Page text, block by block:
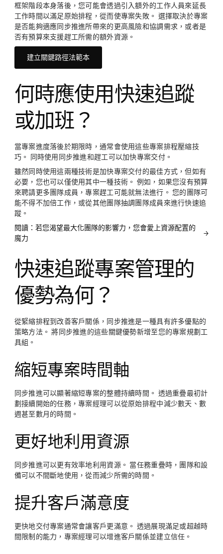
框架階段本身落後，您可能會透過引入額外的工作人員來延長
工作時間以滿足原始排程，從而使專案失敗。 選擇取決於專案
是否能夠適應同步推進所帶來的更高風險和協調需求，或者是
否有預算來支援趕工所需的額外資源。
建立關鍵路徑法範本
何時應使用快速追蹤
或加班？
當專案進度落後於期限時，通常會使用這些專案排程壓縮技
巧。 同時使用同步推進和趕工可以加快專案交付。
雖然同時使用這兩種技術是加快專案交付的最佳方式，但如有
必要，您也可以僅使用其中一種技術。 例如，如果您沒有預算
來聘請更多團隊成員，專案趕工可能就無法進行。 您的團隊可
能不得不加倍工作，或從其他團隊抽調團隊成員來進行快速追
蹤。
閱讀：若您渴望最大化團隊的影響力，您會愛上資源配置的
魔力
快速追蹤專案管理的
優勢為何？
從緊縮排程到改善客戶關係，同步推進是一種具有許多優點的
策略方法。 將同步推進的這些關鍵優勢新增至您的專案規劃工
具組。
縮短專案時間軸
同步推進可以顯著縮短專案的整體持續時間。 透過重疊最初計
劃接續開始的任務，專案經理可以從原始排程中減少數天、數
週甚至數月的時間。
更好地利用資源
同步推進可以更有效率地利用資源。 當任務重疊時，團隊和設
備可以不間斷地使用，從而減少所需的時間。
提升客戶滿意度
更快地交付專案通常會讓客戶更滿意。 透過展現滿足或超越時
間限制的能力，專案經理可以增進客戶關係並建立信任。